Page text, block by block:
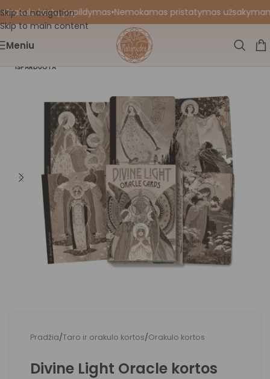
Skip to navigation
Skip to main content
kortų papildymas•Nemokamas pristatymas
Meniu
IŠPARDUOTA
Pradžia/Taro ir orakulo kortos/Orakulo kortos
Divine Light Oracle kortos